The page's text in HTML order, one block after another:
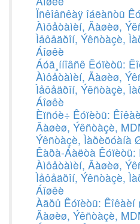
Ïñêîâñêàÿ îáëàñòü
Àìôåòàìèí, Ãàøèø,
Ìåôåäðîí, Ýêñòàçè,
Áîøêè
Áóä¸ííîâñê Êóïèòü:
Àìôåòàìèí, Ãàøèø,
Ìåôåäðîí, Ýêñòàçè,
Áîøêè
Èïñóè÷ Êóïèòü:
Ãàøèø, Ýêñòàçè,
Ýêñòàçè, Ìàðèõóàíà
Êàðà-Áàëòà
Àìôåòàìèí, Ãàøèø,
Ìåôåäðîí, Ýêñòàçè,
Áîøêè
Àãðû Êóïèòü: Êîêàèí
Ãàøèø, Ýêñòàçè,